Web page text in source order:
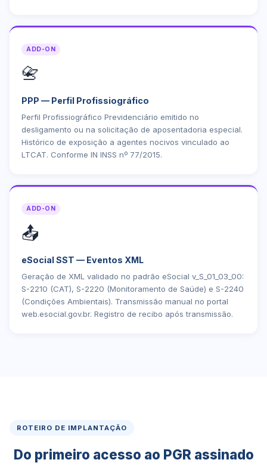
ADD-ON
📇
PPP — Perfil Profissiográfico
Perfil Profissiográfico Previdenciário emitido no
desligamento ou na solicitação de aposentadoria especial.
Histórico de exposição a agentes nocivos vinculado ao
LTCAT. Conforme IN INSS nº 77/2015.
ADD-ON
📤
eSocial SST — Eventos XML
Geração de XML validado no padrão eSocial v_S_01_03_00:
S-2210 (CAT), S-2220 (Monitoramento de Saúde) e S-2240
(Condições Ambientais). Transmissão manual no portal
web.esocial.gov.br. Registro de recibo após transmissão.
ROTEIRO DE IMPLANTAÇÃO
Do primeiro acesso ao PGR assinado